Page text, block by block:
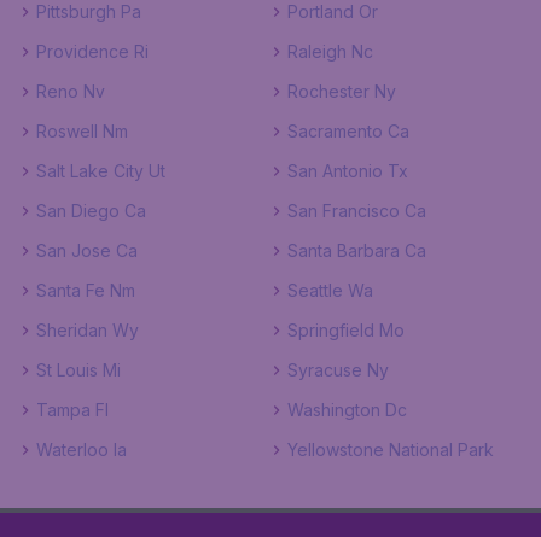
Pittsburgh Pa
Portland Or
Providence Ri
Raleigh Nc
Reno Nv
Rochester Ny
Roswell Nm
Sacramento Ca
Salt Lake City Ut
San Antonio Tx
San Diego Ca
San Francisco Ca
San Jose Ca
Santa Barbara Ca
Santa Fe Nm
Seattle Wa
Sheridan Wy
Springfield Mo
St Louis Mi
Syracuse Ny
Tampa Fl
Washington Dc
Waterloo Ia
Yellowstone National Park